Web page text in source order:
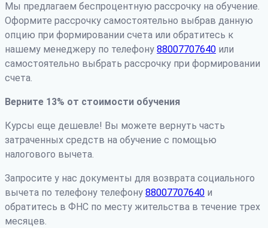
Мы предлагаем беспроцентную рассрочку на обучение.
Оформите рассрочку самостоятельно выбрав данную
опцию при формировании счета или обратитесь к
нашему менеджеру по телефону 88007707640 или
самостоятельно выбрать рассрочку при формировании
счета.
Верните 13% от стоимости обучения
Курсы еще дешевле! Вы можете вернуть часть
затраченных средств на обучение с помощью
налогового вычета.
Запросите у нас документы для возврата социального
вычета по телефону телефону 88007707640 и
обратитесь в ФНС по месту жительства в течение трех
месяцев.